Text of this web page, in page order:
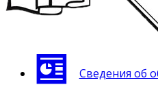
Сведения об